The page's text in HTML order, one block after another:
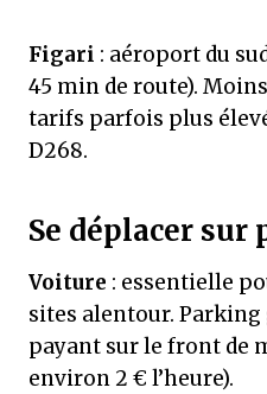
Figari : aéroport du
45 min de route).
tarifs parfois plus
D268.
Se déplacer sur
Voiture : essentielle
sites alentour.
payant sur le front de
environ 2 € l’heure).